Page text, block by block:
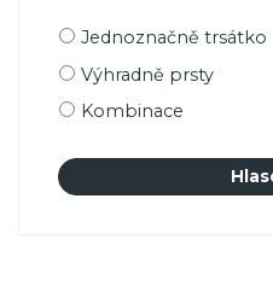
Možnosti
Jednoznačně trsátko
Výhradně prsty
Kombinace